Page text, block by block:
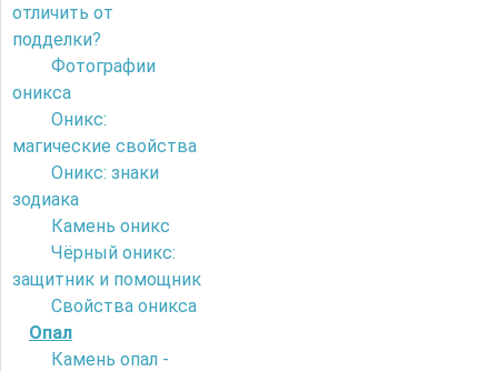
отличить от
подделки?
Фотографии
оникса
Оникс:
магические свойства
Оникс: знаки
зодиака
Камень оникс
Чёрный оникс:
защитник и помощник
Свойства оникса
Опал
Камень опал -